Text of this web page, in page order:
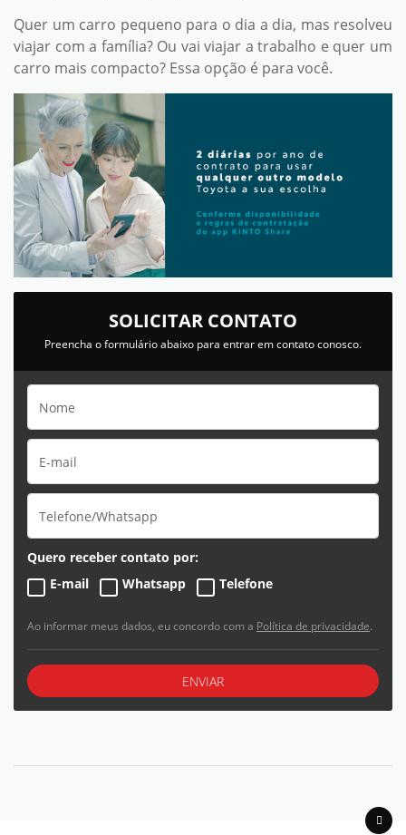
Quer um carro pequeno para o dia a dia, mas resolveu
viajar com a família? Ou vai viajar a trabalho e quer um
carro mais compacto? Essa opção é para você.
SOLICITAR CONTATO
Preencha o formulário abaixo para entrar em contato conosco.
Quero receber contato por:
E-mail
Whatsapp Telefone
Ao informar meus dados, eu concordo com a Política de privacidade.
ENVIAR